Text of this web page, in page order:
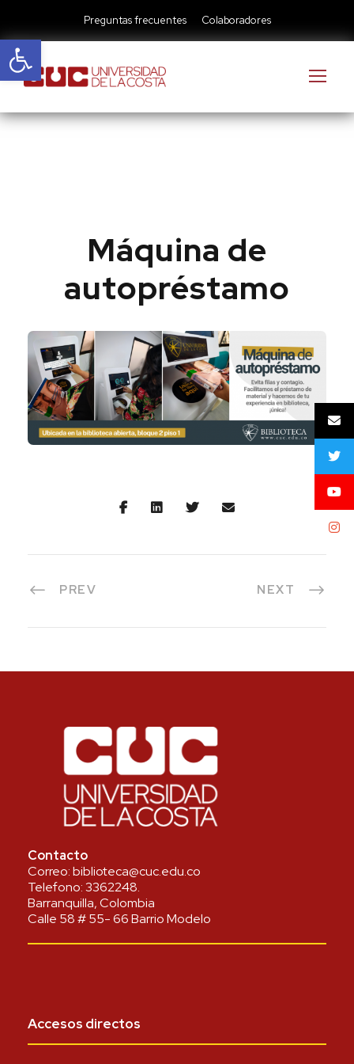
Abrir barra de herramientas
Preguntas frecuentes Colaboradores
Máquina de
autopréstamo
PREV NEXT
Contacto
Correo:biblioteca@cuc.edu.co
Telefono:3362248.
Barranquilla, Colombia
Calle 58 # 55- 66 Barrio Modelo
Accesos directos